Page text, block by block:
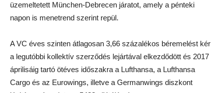
üzemeltetett München-Debrecen járatot, amely a pénteki
napon is menetrend szerint repül.
A VC éves szinten átlagosan 3,66 százalékos béremelést kér
a legutóbbi kollektív szerződés lejártával elkezdődött és 2017
áprilisáig tartó ötéves időszakra a Lufthansa, a Lufthansa
Cargo és az Eurowings, illetve a Germanwings diszkont